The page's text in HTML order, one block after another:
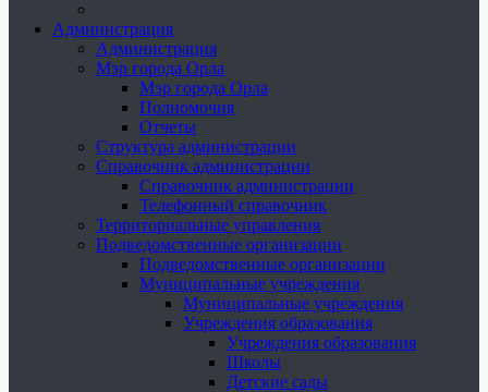
Администрация
Администрация
Мэр города Орла
Мэр города Орла
Полномочия
Отчеты
Структура администрации
Справочник администрации
Справочник администрации
Телефонный справочник
Территориальные управления
Подведомственные организации
Подведомственные организации
Муниципальные учреждения
Муниципальные учреждения
Учреждения образования
Учреждения образования
Школы
Детские сады